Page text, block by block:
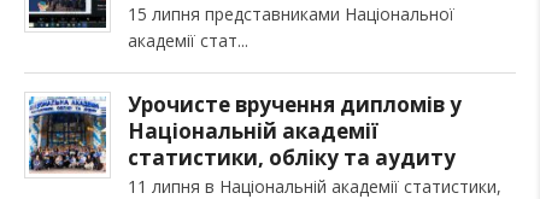
15 липня представниками Національної
академії стат
Урочисте вручення дипломів у
Національній академії
статистики, обліку та аудиту
11 липня в Національній академії статистики,